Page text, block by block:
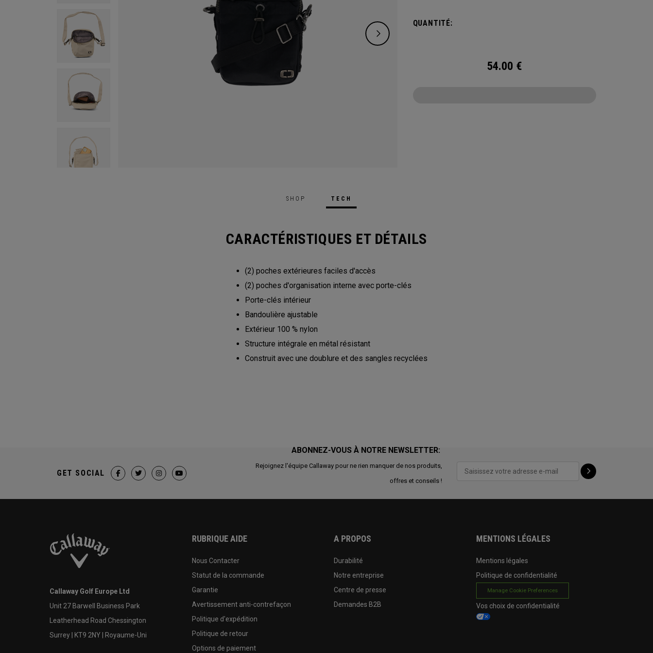
QUANTITÉ:
54.00 €
SHOP TECH
CARACTÉRISTIQUES ET DÉTAILS
(2) poches extérieures faciles d'accès
(2) poches d'organisation interne avec porte-clés
Porte-clés intérieur
Bandoulière ajustable
Extérieur 100 % nylon
Structure intégrale en métal résistant
Construit avec une doublure et des sangles recyclées
ABONNEZ-VOUS À NOTRE NEWSLETTER:
Rejoignez l'équipe Callaway pour ne rien manquer de nos produits,
offres et conseils !
GET SOCIAL
Callaway Golf Europe Ltd
Unit 27 Barwell Business Park
Leatherhead Road Chessington
Surrey | KT9 2NY | Royaume-Uni
RUBRIQUE AIDE
Nous Contacter
Statut de la commande
Garantie
Avertissement anti-contrefaçon
Politique d'expédition
Politique de retour
Options de paiement
A PROPOS
Durabilité
Notre entreprise
Centre de presse
Demandes B2B
MENTIONS LÉGALES
Mentions légales
Politique de confidentialité
Manage Cookie Preferences
Vos choix de confidentialité